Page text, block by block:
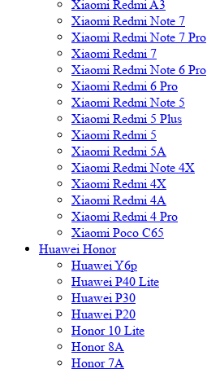
Xiaomi Redmi A3
Xiaomi Redmi Note 7
Xiaomi Redmi Note 7 Pro
Xiaomi Redmi 7
Xiaomi Redmi Note 6 Pro
Xiaomi Redmi 6 Pro
Xiaomi Redmi Note 5
Xiaomi Redmi 5 Plus
Xiaomi Redmi 5
Xiaomi Redmi 5A
Xiaomi Redmi Note 4X
Xiaomi Redmi 4X
Xiaomi Redmi 4A
Xiaomi Redmi 4 Pro
Xiaomi Poco C65
Huawei Honor
Huawei Y6p
Huawei P40 Lite
Huawei P30
Huawei P20
Honor 10 Lite
Honor 8A
Honor 7A